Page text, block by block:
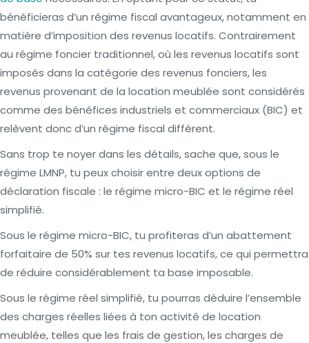
bénéficieras d’un régime fiscal avantageux, notamment en
matière d’imposition des revenus locatifs. Contrairement
au régime foncier traditionnel, où les revenus locatifs sont
imposés dans la catégorie des revenus fonciers, les
revenus provenant de la location meublée sont considérés
comme des bénéfices industriels et commerciaux (BIC) et
relèvent donc d’un régime fiscal différent.
Sans trop te noyer dans les détails, sache que, sous le
régime LMNP, tu peux choisir entre deux options de
déclaration fiscale : le régime micro-BIC et le régime réel
simplifié.
Sous le régime micro-BIC, tu profiteras d’un abattement
forfaitaire de 50% sur tes revenus locatifs, ce qui permettra
de réduire considérablement ta base imposable.
Sous le régime réel simplifié, tu pourras déduire l’ensemble
des charges réelles liées à ton activité de location
meublée, telles que les frais de gestion, les charges de